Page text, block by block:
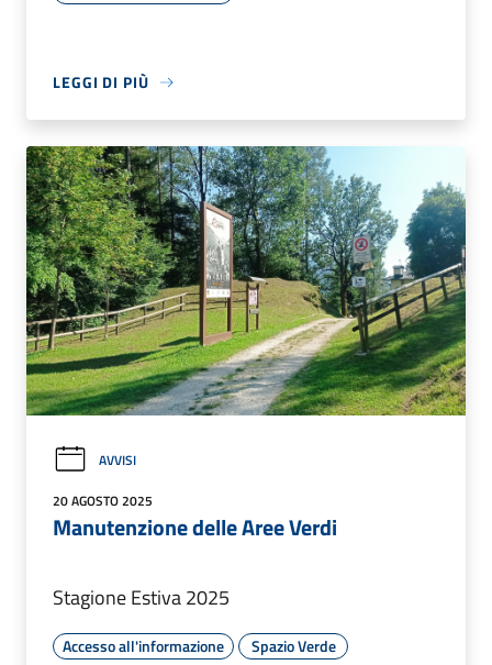
LEGGI DI PIÙ
AVVISI
20 AGOSTO 2025
Manutenzione delle Aree Verdi
Stagione Estiva 2025
Accesso all'informazione Spazio Verde